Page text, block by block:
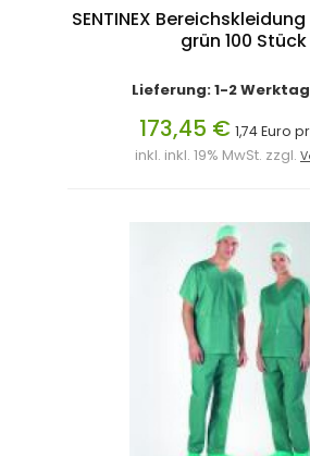
SENTINEX
grün 100 Stück
Lieferung: 1-2
173,45 € 1,74 Euro
inkl. inkl. 19% MwSt. zzgl.